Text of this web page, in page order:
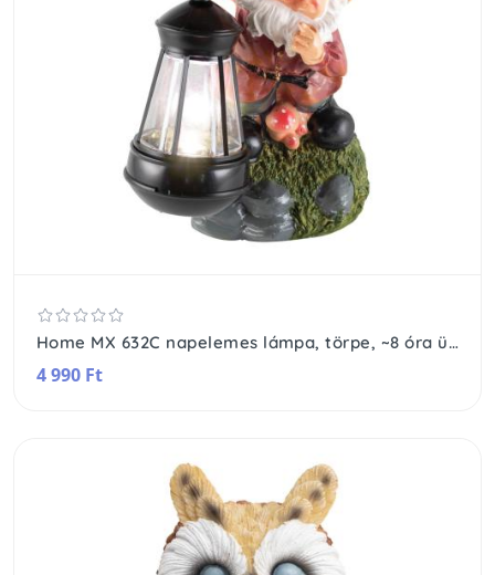
Home MX 632C napelemes lámpa, törpe, ~8 óra üzemidő, NiMH
4 990 Ft